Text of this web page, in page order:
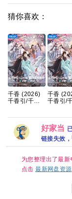
猜你喜欢：
千香 (2026)
千香引/千香
集1～5GB】
夸克百度网盘
千香
千香引/
集1～
夸克百
资源
好家当
链接失效
为您整理出了最
点击最新网盘资源